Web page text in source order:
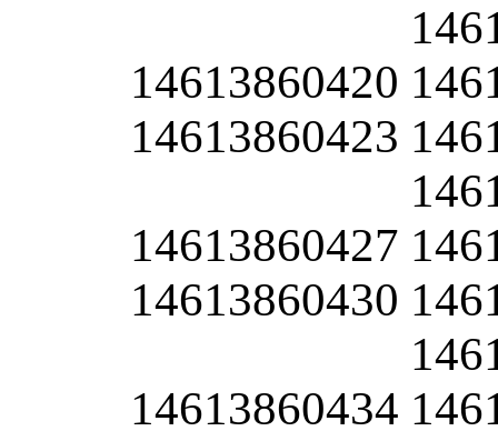
14613860420
14613860423
14613860427
14613860430
14613860434